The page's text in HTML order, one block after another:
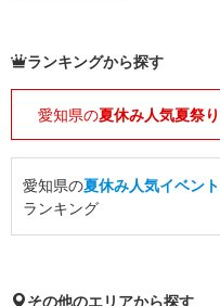
ランキングから探す
愛知県の夏休み人気夏祭り
愛知県の夏休み人気イベント
ランキング
その他のエリアから探す